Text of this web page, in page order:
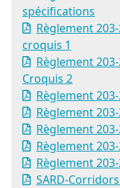
spécifications
Règlement
croquis 1
Règlement
Croquis 2
Règlement
Règlement
Règlement
Règlement
Règlement
SARD-